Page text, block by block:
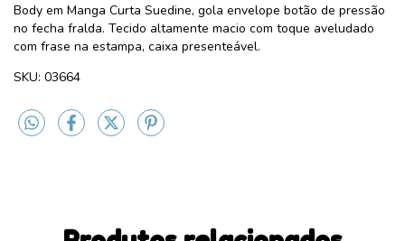
Body em Manga Curta Suedine, gola envelope botão de pressão
no fecha fralda. Tecido altamente macio com toque aveludado
com frase na estampa, caixa presenteável.
SKU: 03664